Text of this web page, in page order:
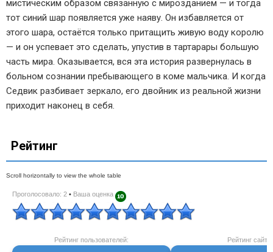
мистическим образом связанную с мирозданием — и тогда
тот синий шар появляется уже наяву. Он избавляется от
этого шара, остаётся только притащить живую воду королю
— и он успевает это сделать, упустив в тартарары большую
часть мира. Оказывается, вся эта история развернулась в
больном сознании пребывающего в коме мальчика. И когда
Седвик разбивает зеркало, его двойник из реальной жизни
приходит наконец в себя.
Рейтинг
Проголосовало: 2 • Ваша оценка
Рейтинг пользователей: Рейтинг сайта: